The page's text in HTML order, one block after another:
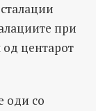
при
центарот
оди со